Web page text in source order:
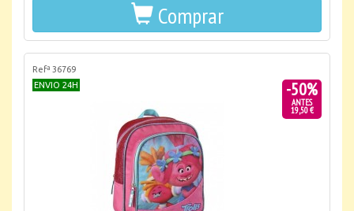
Comprar
Refª 36769
ENVIO 24H
-50%
ANTES
19,50 €